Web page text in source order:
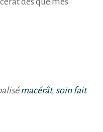
macérât, soin fait